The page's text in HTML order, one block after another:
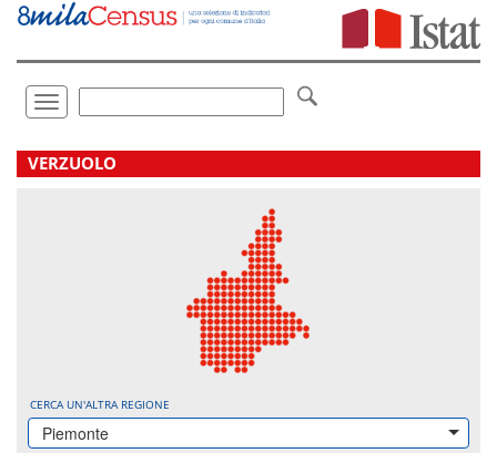
Vai
direttamente
Toggle
navigation
.
VERZUOLO
CERCA UN'ALTRA REGIONE
Piemonte